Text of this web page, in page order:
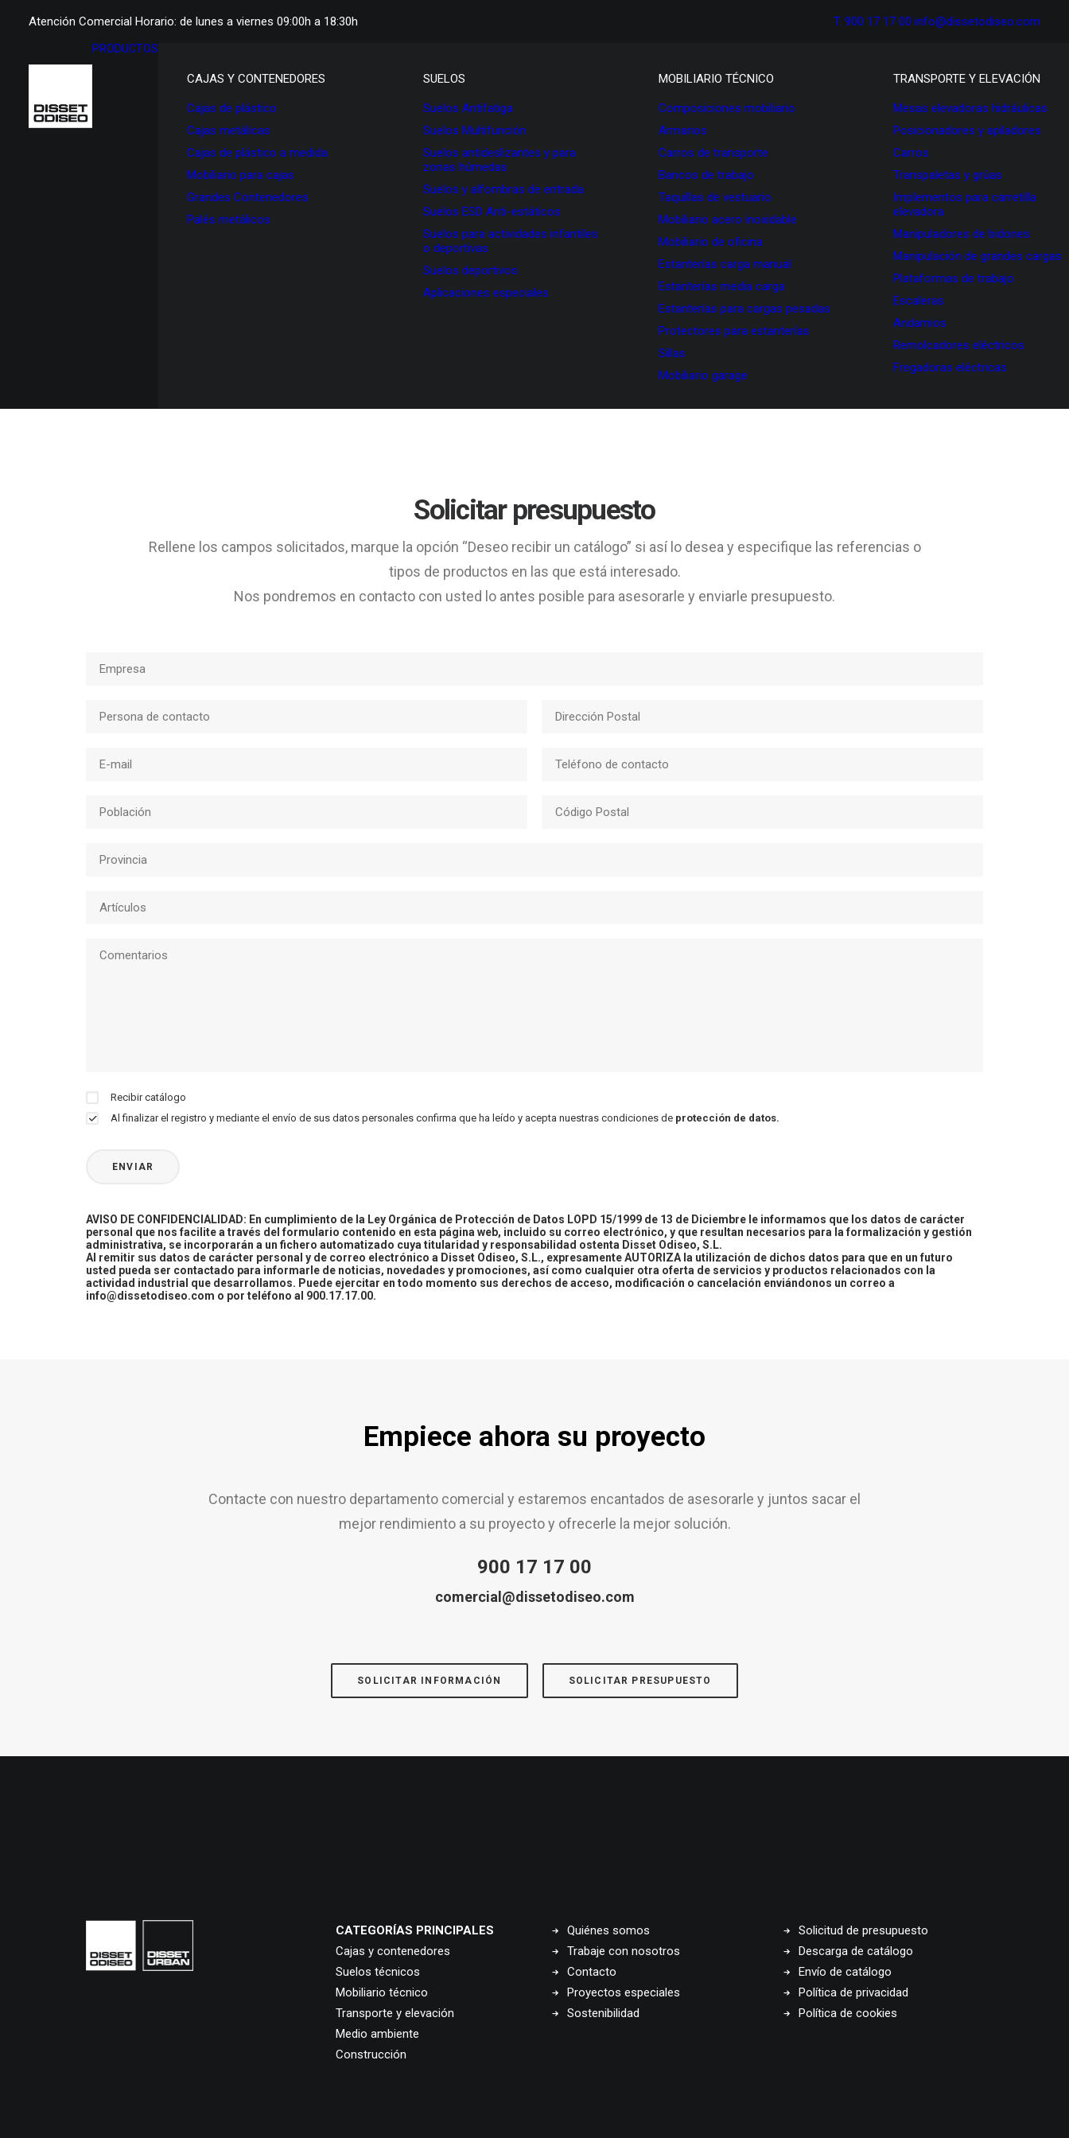
Atención Comercial Horario: de lunes a viernes 09:00h a 18:30h T. 900 17 17 00 info@dissetodiseo.com
PRODUCTOS
CAJAS Y CONTENEDORES
Cajas de plástico
Cajas metálicas
Cajas de plástico a medida
Mobiliario para cajas
Grandes Contenedores
Palés metálicos
SUELOS
Suelos Antifatiga
Suelos Multifunción
Suelos antideslizantes y para
zonas húmedas
Suelos y alfombras de entrada
Suelos ESD Anti-estáticos
Suelos para actividades infantiles
o deportivas
Suelos deportivos
Aplicaciones especiales
MOBILIARIO TÉCNICO
Composiciones mobiliario
Armarios
Carros de transporte
Bancos de trabajo
Taquillas de vestuario
Mobiliario acero inoxidable
Mobiliario de oficina
Estanterías carga manual
Estanterías media carga
Estanterías para cargas pesadas
Protectores para estanterías
Sillas
Mobiliario garage
TRANSPORTE Y ELEVACIÓN
Mesas elevadoras hidráulicas
Posicionadores y apiladores
Carros
Transpaletas y grúas
Implementos para carretilla
elevadora
Manipuladores de bidones
Manipulación de grandes cargas
Plataformas de trabajo
Escaleras
Andamios
Remolcadores eléctricos
Fregadoras eléctricas
Solicitar presupuesto
Rellene los campos solicitados, marque la opción “Deseo recibir un catálogo” si así lo desea y especifique las referencias o
tipos de productos en las que está interesado.
Nos pondremos en contacto con usted lo antes posible para asesorarle y enviarle presupuesto.
Recibir catálogo
Al finalizar el registro y mediante el envío de sus datos personales confirma que ha leído y acepta nuestras condiciones de protección de datos.
AVISO DE CONFIDENCIALIDAD: En cumplimiento de la Ley Orgánica de Protección de Datos LOPD 15/1999 de 13 de Diciembre le informamos que los datos de carácter
personal que nos facilite a través del formulario contenido en esta página web, incluido su correo electrónico, y que resultan necesarios para la formalización y gestión
administrativa, se incorporarán a un fichero automatizado cuya titularidad y responsabilidad ostenta Disset Odiseo, S.L.
Al remitir sus datos de carácter personal y de correo electrónico a Disset Odiseo, S.L., expresamente AUTORIZA la utilización de dichos datos para que en un futuro
usted pueda ser contactado para informarle de noticias, novedades y promociones, así como cualquier otra oferta de servicios y productos relacionados con la
actividad industrial que desarrollamos. Puede ejercitar en todo momento sus derechos de acceso, modificación o cancelación enviándonos un correo a
info@dissetodiseo.com o por teléfono al 900.17.17.00.
Empiece ahora su proyecto
Contacte con nuestro departamento comercial y estaremos encantados de asesorarle y juntos sacar el
mejor rendimiento a su proyecto y ofrecerle la mejor solución.
900 17 17 00
comercial@dissetodiseo.com
SOLICITAR INFORMACIÓN SOLICITAR PRESUPUESTO
CATEGORÍAS PRINCIPALES
Cajas y contenedores
Suelos técnicos
Mobiliario técnico
Transporte y elevación
Medio ambiente
Construcción
Quiénes somos
Trabaje con nosotros
Contacto
Proyectos especiales
Sostenibilidad
Solicitud de presupuesto
Descarga de catálogo
Envío de catálogo
Política de privacidad
Política de cookies